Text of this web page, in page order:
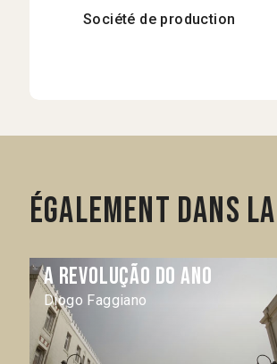
Société de production
Également dans
A Revolução do ano
Diogo Faggiano